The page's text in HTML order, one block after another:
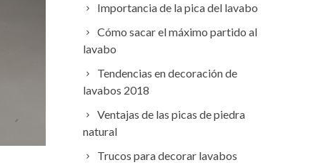
Importancia de la pica del lavabo
Cómo sacar el máximo partido al
lavabo
Tendencias en decoración de
lavabos 2018
Ventajas de las picas de piedra
natural
Trucos para decorar lavabos